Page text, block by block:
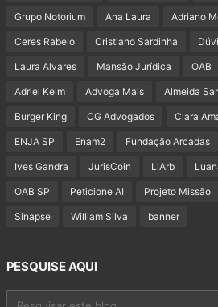
Grupo Notorium Ana Laura Adriano
Ceres Rabelo Cristiano Sardinha
Laura Alvares Mansão Jurídica OAB
Adriel Kelm Advoga Mais Almeida
Burger King CG Advogados Clara
ENJA SP Enam2 Fundação Arcadas
Ives Gandra JurisCoin LiArb
OAB SP Peticione AI Projeto Missão
Sinapse William Silva banner
PESQUISE AQUI